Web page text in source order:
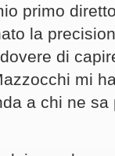
primo
la
di
mi
a chi ne